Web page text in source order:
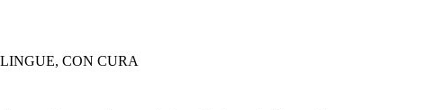
CON CURA